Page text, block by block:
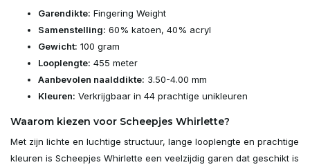
Garendikte: Fingering Weight
Samenstelling: 60% katoen, 40% acryl
Gewicht: 100 gram
Looplengte: 455 meter
Aanbevolen naalddikte: 3.50-4.00 mm
Kleuren: Verkrijgbaar in 44 prachtige unikleuren
Waarom kiezen voor Scheepjes Whirlette?
Met zijn lichte en luchtige structuur, lange looplengte en prachtige
kleuren is Scheepjes Whirlette een veelzijdig garen dat geschikt is